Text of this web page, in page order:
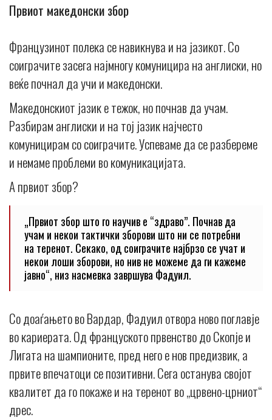
Првиот македонски збор
Французинот полека се навикнува и на јазикот. Со
соиграчите засега најмногу комуницира на англиски, но
веќе почнал да учи и македонски.
Македонскиот јазик е тежок, но почнав да учам.
Разбирам англиски и на тој јазик најчесто
комуницирам со соиграчите. Успеваме да се разбереме
и немаме проблеми во комуникацијата.
А првиот збор?
„Првиот збор што го научив е “здраво”. Почнав да
учам и некои тактички зборови што ни се потребни
на теренот. Секако, од соиграчите најбрзо се учат и
некои лоши зборови, но нив не можеме да ги кажеме
јавно“, низ насмевка завршува Фадуил.
Со доаѓањето во Вардар, Фадуил отвора ново поглавје
во кариерата. Од француското првенство до Скопје и
Лигата на шампионите, пред него е нов предизвик, а
првите впечатоци се позитивни. Сега останува својот
квалитет да го покаже и на теренот во „црвено-црниот“
дрес.